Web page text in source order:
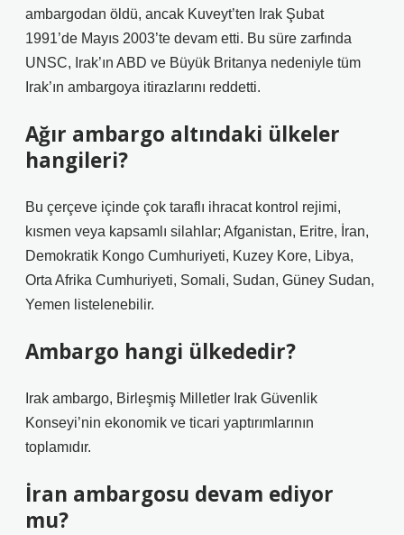
ambargodan öldü, ancak Kuveyt’ten Irak Şubat
1991’de Mayıs 2003’te devam etti. Bu süre zarfında
UNSC, Irak’ın ABD ve Büyük Britanya nedeniyle tüm
Irak’ın ambargoya itirazlarını reddetti.
Ağır ambargo altındaki ülkeler
hangileri?
Bu çerçeve içinde çok taraflı ihracat kontrol rejimi,
kısmen veya kapsamlı silahlar; Afganistan, Eritre, İran,
Demokratik Kongo Cumhuriyeti, Kuzey Kore, Libya,
Orta Afrika Cumhuriyeti, Somali, Sudan, Güney Sudan,
Yemen listelenebilir.
Ambargo hangi ülkededir?
Irak ambargo, Birleşmiş Milletler Irak Güvenlik
Konseyi’nin ekonomik ve ticari yaptırımlarının
toplamıdır.
İran ambargosu devam ediyor
mu?